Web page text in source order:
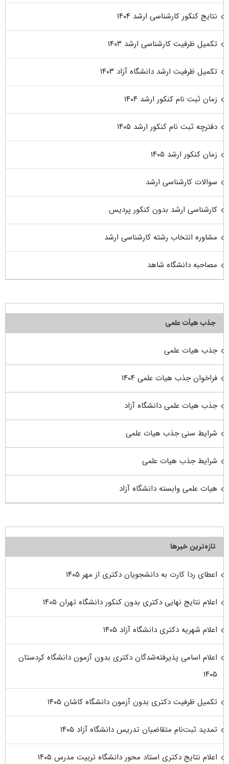
نتایج کنکور کارشناسی ارشد ۱۴۰۴
تکمیل ظرفیت کارشناسی ارشد ۱۴۰۳
تکمیل ظرفیت ارشد دانشگاه آزاد ۱۴۰۳
زمان ثبت نام کنکور ارشد ۱۴۰۴
دفترچه ثبت نام کنکور ارشد ۱۴۰۵
زمان کنکور ارشد ۱۴۰۵
سوالات کارشناسی ارشد
کارشناسی ارشد بدون کنکور پردیس
مشاوره انتخاب رشته کارشناسی ارشد
مصاحبه دانشگاه شاهد
جذب هیأت علمی
جذب هیات علمی
فراخوان جذب هیات علمی ۱۴۰۴
جذب هیات علمی دانشگاه آزاد
شرایط سنی جذب هیات علمی
شرایط جذب هیات علمی
هیات علمی وابسته دانشگاه آزاد
تازه‌ترین خبرها
اعطای ردا کارت به دانشجویان دکتری از مهر ۱۴۰۵
اعلام نتایج نهایی دکتری بدون کنکور دانشگاه تهران ۱۴۰۵
اعلام شهریه دکتری دانشگاه آزاد ۱۴۰۵
اعلام اسامی پذیرفته‌شدگان دکتری بدون آزمون دانشگاه کردستان
۱۴۰۵
تکمیل ظرفیت دکتری بدون آزمون دانشگاه کاشان ۱۴۰۵
تمدید ثبت‌نام متقاضیان تدریس دانشگاه آزاد ۱۴۰۵
اعلام نتایج دکتری استاد محور دانشگاه تربیت مدرس ۱۴۰۵